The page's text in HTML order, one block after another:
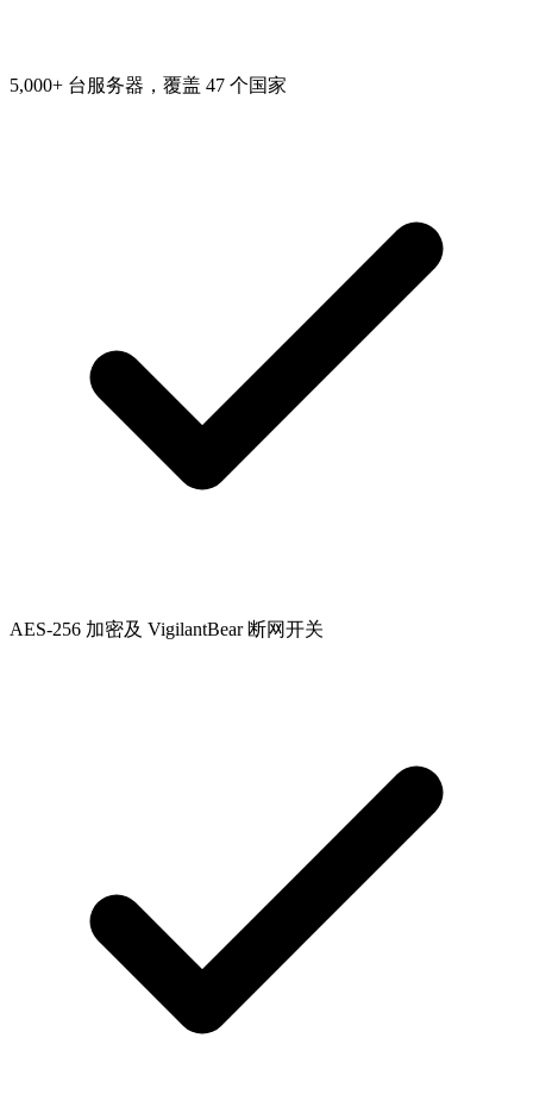
5,000+ 台服务器，覆盖 47 个国家
AES-256 加密及 VigilantBear 断网开关